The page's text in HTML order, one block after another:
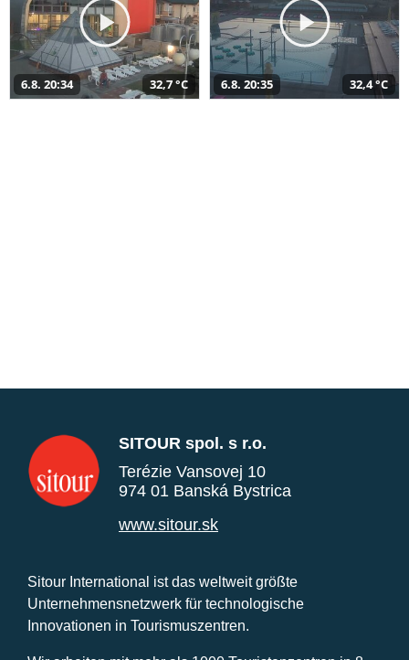
6.8. 20:34 32,7 °C 6.8. 20:35 32,4 °C
SITOUR spol. s r.o.
Terézie Vansovej 10
974 01 Banská Bystrica
www.sitour.sk
Sitour International ist das weltweit größte
Unternehmensnetzwerk für technologische
Innovationen in Tourismuszentren.